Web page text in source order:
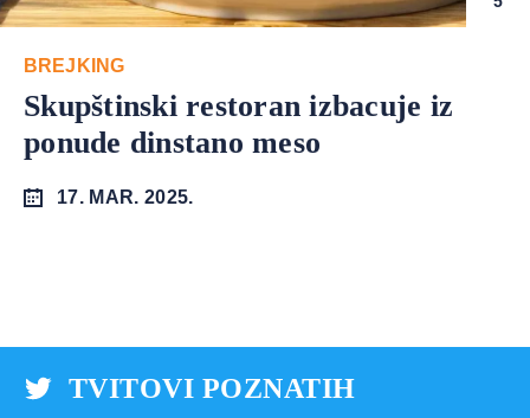
BREJKING
Skupštinski restoran izbacuje iz
ponude dinstano meso
17. MAR. 2025.
TVITOVI POZNATIH